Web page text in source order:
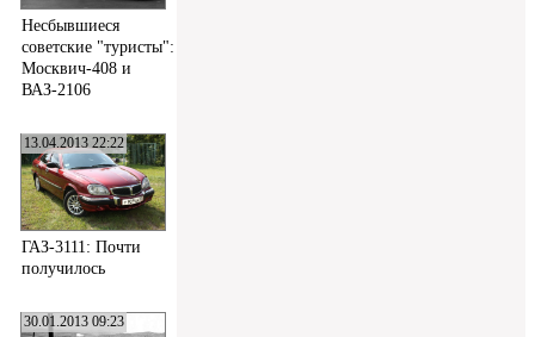
Несбывшиеся
советские "туристы":
Москвич-408 и
ВАЗ-2106
13.04.2013 22:22
ГАЗ-3111: Почти
получилось
30.01.2013 09:23